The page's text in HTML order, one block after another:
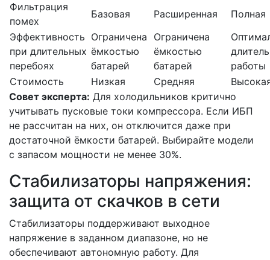
Фильтрация
помех
Базовая Расширенная
Полная
Эффективность
при длительных
перебоях
Ограничена
ёмкостью
батарей
Ограничена
ёмкостью
батарей
работы
Стоимость
Низкая Средняя
Совет эксперта: Для холодильников критично
учитывать пусковые токи компрессора. Если ИБП
не рассчитан на них, он отключится даже при
достаточной ёмкости батарей. Выбирайте модели
с запасом мощности не менее 30%.
Стабилизаторы напряжения:
защита от скачков в сети
Стабилизаторы поддерживают выходное
напряжение в заданном диапазоне, но не
обеспечивают автономную работу. Для